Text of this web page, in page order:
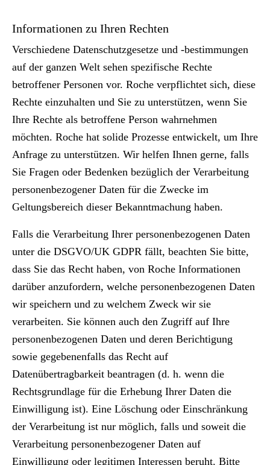
Informationen zu Ihren Rechten
Verschiedene Datenschutzgesetze und -bestimmungen
auf der ganzen Welt sehen spezifische Rechte
betroffener Personen vor. Roche verpflichtet sich, diese
Rechte einzuhalten und Sie zu unterstützen, wenn Sie
Ihre Rechte als betroffene Person wahrnehmen
möchten. Roche hat solide Prozesse entwickelt, um Ihre
Anfrage zu unterstützen. Wir helfen Ihnen gerne, falls
Sie Fragen oder Bedenken bezüglich der Verarbeitung
personenbezogener Daten für die Zwecke im
Geltungsbereich dieser Bekanntmachung haben.
Falls die Verarbeitung Ihrer personenbezogenen Daten
unter die DSGVO/UK GDPR fällt, beachten Sie bitte,
dass Sie das Recht haben, von Roche Informationen
darüber anzufordern, welche personenbezogenen Daten
wir speichern und zu welchem Zweck wir sie
verarbeiten. Sie können auch den Zugriff auf Ihre
personenbezogenen Daten und deren Berichtigung
sowie gegebenenfalls das Recht auf
Datenübertragbarkeit beantragen (d. h. wenn die
Rechtsgrundlage für die Erhebung Ihrer Daten die
Einwilligung ist). Eine Löschung oder Einschränkung
der Verarbeitung ist nur möglich, falls und soweit die
Verarbeitung personenbezogener Daten auf
Einwilligung oder legitimen Interessen beruht. Bitte